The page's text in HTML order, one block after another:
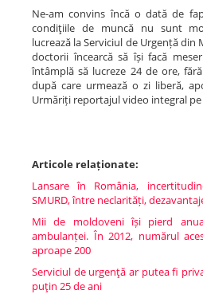
Ne-am convins încă o dată de
condiţiile de muncă nu sunt
lucrează la Serviciul de Urgență din
doctorii încearcă să își facă
întâmplă să lucreze 24 de ore,
după care urmează o zi liberă,
Urmăriți reportajul video integral pe
Articole relaționate:
Lansare în România,
SMURD, între neclarități,
Mii de moldoveni își pierd
ambulanței. În 2012, numărul
aproape 200
Serviciul de urgenţă ar putea fi
puţin 25 de ani